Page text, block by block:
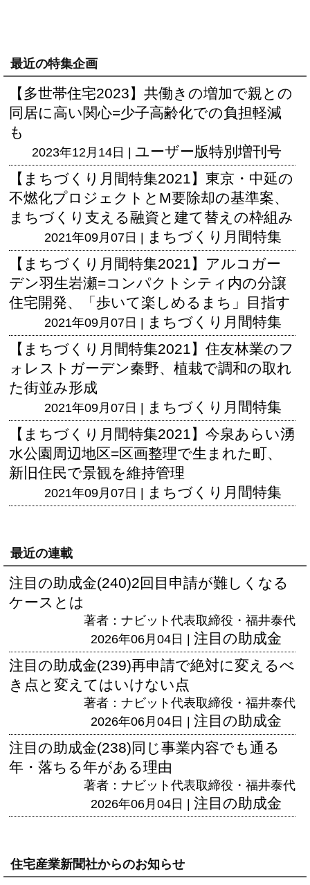
最近の特集企画
【多世帯住宅2023】共働きの増加で親との
同居に高い関心=少子高齢化での負担軽減
も
2023年12月14日 | ユーザー版特別増刊号
【まちづくり月間特集2021】東京・中延の
不燃化プロジェクトとM要除却の基準案、
まちづくり支える融資と建て替えの枠組み
2021年09月07日 |
まちづくり月間特集
【まちづくり月間特集2021】アルコガー
デン羽生岩瀬=コンパクトシティ内の分譲
住宅開発、「歩いて楽しめるまち」目指す
2021年09月07日 |
まちづくり月間特集
【まちづくり月間特集2021】住友林業のフ
ォレストガーデン秦野、植栽で調和の取れ
た街並み形成
2021年09月07日 |
まちづくり月間特集
【まちづくり月間特集2021】今泉あらい湧
水公園周辺地区=区画整理で生まれた町、
新旧住民で景観を維持管理
2021年09月07日 | まちづくり月間特集
最近の連載
注目の助成金(240)2回目申請が難しくなる
ケースとは
著者：ナビット代表取締役・福井泰代
2026年06月04日 | 注目の助成金
注目の助成金(239)再申請で絶対に変えるべ
き点と変えてはいけない点
著者：ナビット代表取締役・福井泰代
2026年06月04日 | 注目の助成金
注目の助成金(238)同じ事業内容でも通る
年・落ちる年がある理由
著者：ナビット代表取締役・福井泰代
2026年06月04日 | 注目の助成金
住宅産業新聞社からのお知らせ